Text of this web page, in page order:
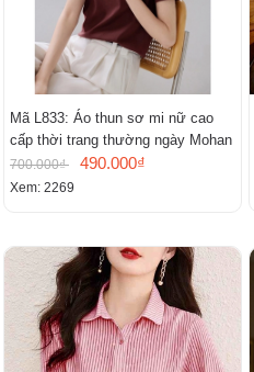
Mã L833: Áo thun sơ mi nữ cao
cấp thời trang thường ngày Mohan
700.000₫ 490.000₫
Xem: 2269